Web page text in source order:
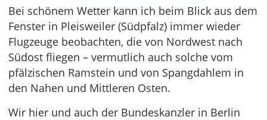
Bei schönem Wetter kann ich beim Blick aus dem
Fenster in Pleisweiler (Südpfalz) immer wieder
Flugzeuge beobachten, die von Nordwest nach
Südost fliegen – vermutlich auch solche vom
pfälzischen Ramstein und von Spangdahlem in
den Nahen und Mittleren Osten.
Wir hier und auch der Bundeskanzler in Berlin